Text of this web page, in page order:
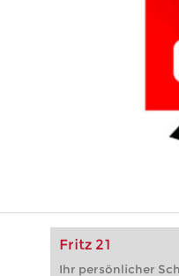
Fritz 21
Ihr persönlicher